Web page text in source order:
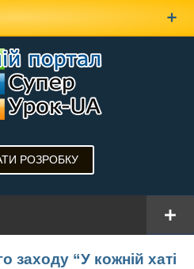
РОЗРОБКУ
заходу “У кожній хаті